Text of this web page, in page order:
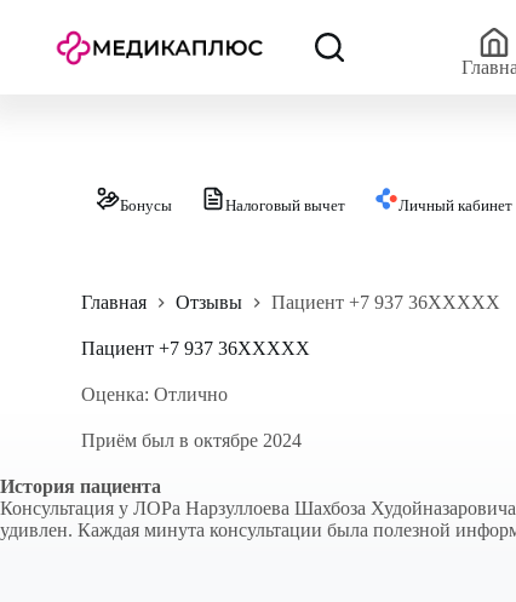
Бонусы Налоговый вычет Личный кабинет
Главная Отзывы Пациент +7 937 36XXXXX
Пациент +7 937 36XXXXX
Оценка: Отлично
Приём был в октябре 2024
История пациента
Консультация у ЛОРа Нарзуллоева Шахбоза
удивлен. Каждая минута консультации была полезной